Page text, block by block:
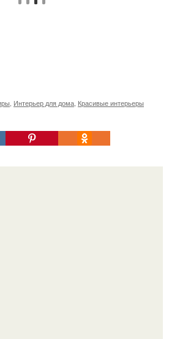
Интерьер для дома Красивые интерьеры